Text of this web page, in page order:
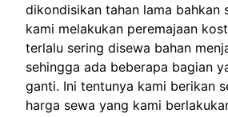
dikondisikan tahan lama bahkan
kami melakukan peremajaan
terlalu sering disewa bahan
sehingga ada beberapa bagian
ganti. Ini tentunya kami berikan
harga sewa yang kami